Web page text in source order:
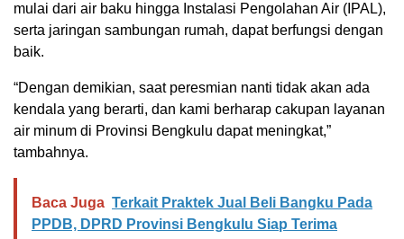
mulai dari air baku hingga Instalasi Pengolahan Air (IPAL),
serta jaringan sambungan rumah, dapat berfungsi dengan
baik.
“Dengan demikian, saat peresmian nanti tidak akan ada
kendala yang berarti, dan kami berharap cakupan layanan
air minum di Provinsi Bengkulu dapat meningkat,”
tambahnya.
Baca Juga Terkait Praktek Jual Beli Bangku Pada
PPDB, DPRD Provinsi Bengkulu Siap Terima